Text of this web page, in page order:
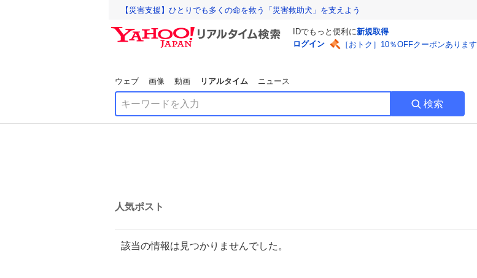
【災害支援】ひとりでも多くの命を救う「災害救助犬」を支えよう
IDでもっと便利に新規取得
ログイン
［おトク］10％OFFクーポンあります
ウェブ 画像 動画 リアルタイム ニュース
検索
人気ポスト
該当の情報は見つかりませんでした。